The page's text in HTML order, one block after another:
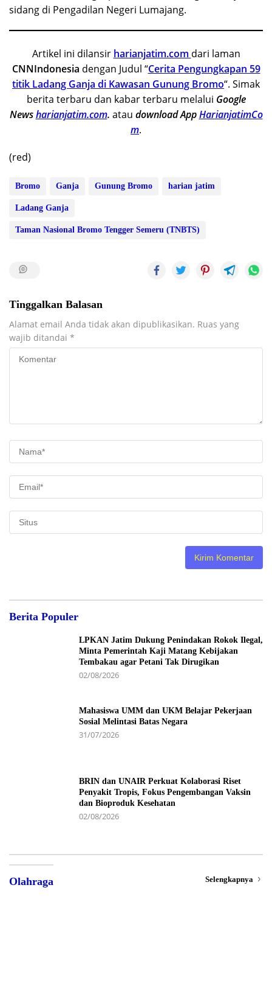
sidang di Pengadilan Negeri Lumajang.
Artikel ini dilansir harianjatim.com dari laman
CNNIndonesia dengan Judul “Cerita Pengungkapan 59
titik Ladang Ganja di Kawasan Gunung Bromo“. Simak
berita terbaru dan kabar terbaru melalui Google
Newsharianjatim.com. atau download App HarianjatimCo
m.
(red)
Bromo Ganja Gunung Bromo harian jatim
Ladang Ganja
Taman Nasional Bromo Tengger Semeru (TNBTS)
Tinggalkan Balasan
Alamat email Anda tidak akan dipublikasikan. Ruas yang
wajib ditandai *
Berita Populer
LPKAN Jatim Dukung Penindakan Rokok Ilegal,
Minta Pemerintah Kaji Matang Kebijakan
Tembakau agar Petani Tak Dirugikan
02/08/2026
Mahasiswa UMM dan UKM Belajar Pekerjaan
Sosial Melintasi Batas Negara
31/07/2026
BRIN dan UNAIR Perkuat Kolaborasi Riset
Penyakit Tropis, Fokus Pengembangan Vaksin
dan Bioproduk Kesehatan
02/08/2026
Olahraga Selengkapnya